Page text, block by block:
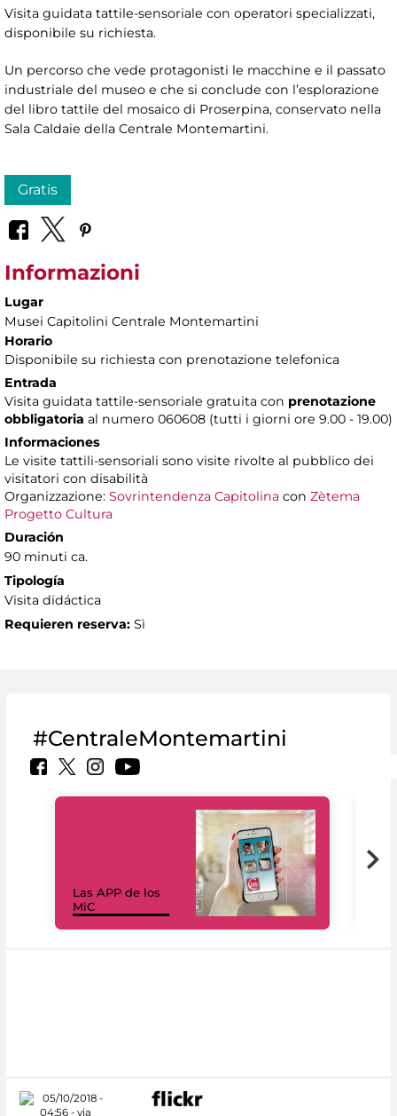
Visita guidata tattile-sensoriale con operatori specializzati,
disponibile su richiesta.
Un percorso che vede protagonisti le macchine e il passato
industriale del museo e che si conclude con l’esplorazione
del libro tattile del mosaico di Proserpina, conservato nella
Sala Caldaie della Centrale Montemartini.
Gratis
Informazioni
Lugar
Musei Capitolini Centrale Montemartini
Horario
Disponibile su richiesta con prenotazione telefonica
Entrada
Visita guidata tattile-sensoriale gratuita con prenotazione
obbligatoria al numero 060608 (tutti i giorni ore 9.00 - 19.00)
Informaciones
Le visite tattili-sensoriali sono visite rivolte al pubblico dei
visitatori con disabilità
Organizzazione: Sovrintendenza Capitolina con Zètema
Progetto Cultura
Duración
90 minuti ca.
Tipología
Visita didáctica
Requieren reserva: Sì
#CentraleMontemartini
Las APP de los
MiC